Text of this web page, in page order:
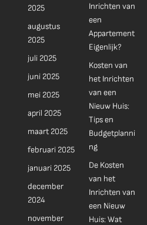
2025
augustus
2025
juli 2025
juni 2025
mei 2025
april 2025
maart 2025
februari 2025
januari 2025
december
2024
november
Inrichten van
een
Appartement
Eigenlijk?
Kosten van
het Inrichten
van een
Nieuw Huis:
Tips en
Budgetplanni
ng
De Kosten
van het
Inrichten van
een Nieuw
Huis: Wat